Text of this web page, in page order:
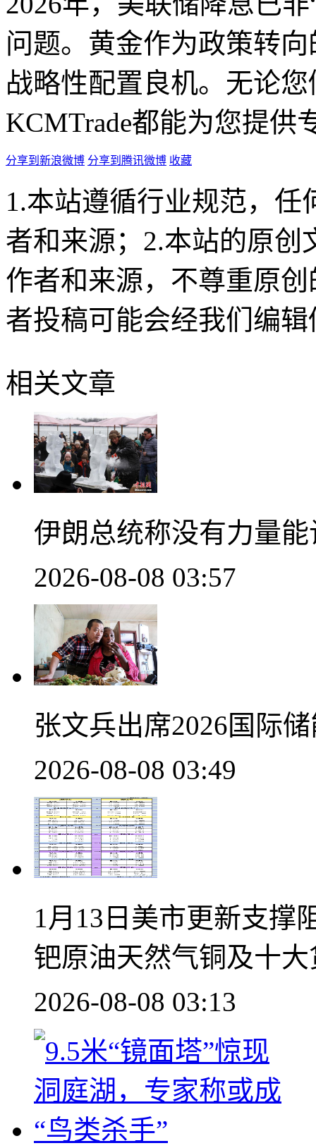
问题。黄金作为政策转
战略性配置良机。无论
KCMTrade都能为您提供
分享到新浪微博 分享到腾讯微博 收藏
1.本站遵循行业规范，
者和来源；2.本站的原
作者和来源，不尊重原
者投稿可能会经我们编
相关文章
伊朗总统称没有力量
2026-08-08 03:57
张文兵出席2026国际
2026-08-08 03:49
1月13日美市更新支撑
钯原油天然气铜及十
2026-08-08 03:13